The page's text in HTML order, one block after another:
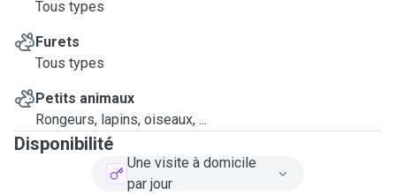
Tous types
Furets
Tous types
Petits animaux
Rongeurs, lapins, oiseaux, ...
Disponibilité
Une visite à domicile
par jour